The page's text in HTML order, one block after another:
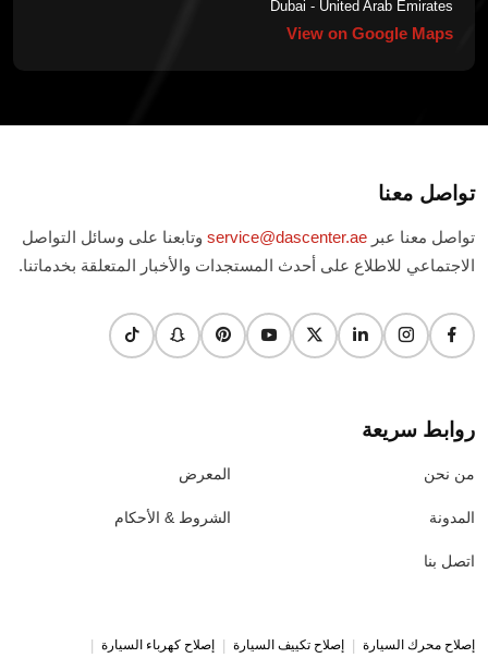
Dubai - United Arab Emirates
View on Google Maps
تواصل معنا
تواصل معنا عبر service@dascenter.ae وتابعنا على وسائل التواصل
الاجتماعي للاطلاع على أحدث المستجدات والأخبار المتعلقة بخدماتنا.
روابط سريعة
من نحن
المدونة
اتصل بنا
المعرض
الشروط & الأحكام
إصلاح محرك السيارة | إصلاح تكييف السيارة | إصلاح كهرباء السيارة |